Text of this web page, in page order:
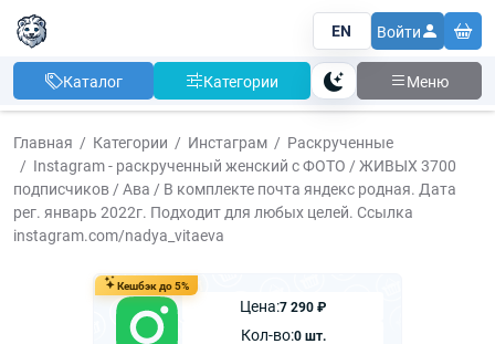
EN Войти
Каталог Категории Тема Меню
Главная Категории Инстаграм
Раскрученные
Instagram - раскрученный женский с ФОТО / ЖИВЫХ 3700
подписчиков / Ава / В комплекте почта яндекс родная. Дата
рег. январь 2022г. Подходит для любых целей. Ссылка
instagram.com/nadya_vitaeva
Кешбэк до 5%
Цена:7 290 ₽
Кол-во:0 шт.